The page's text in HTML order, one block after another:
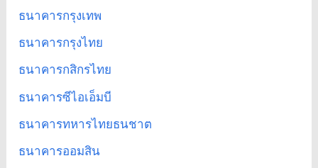
ธนาคารกรุงเทพ
ธนาคารกรุงไทย
ธนาคารกสิกรไทย
ธนาคารซีไอเอ็มบี
ธนาคารทหารไทยธนชาต
ธนาคารออมสิน